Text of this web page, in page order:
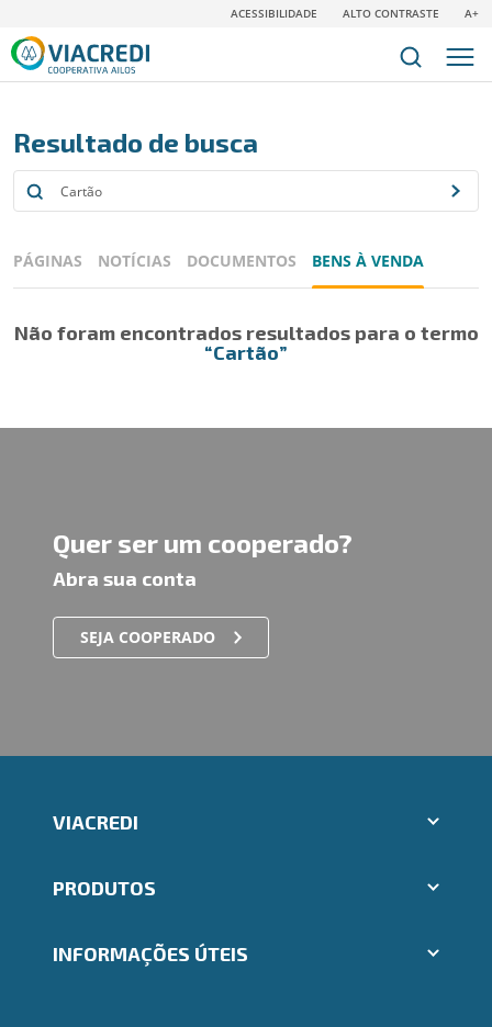
ACESSIBILIDADE ALTO CONTRASTE A+
Resultado de busca
PÁGINAS NOTÍCIAS DOCUMENTOS BENS À VENDA
Não foram encontrados resultados para o termo
“Cartão”
Quer ser um cooperado?
Abra sua conta
SEJA COOPERADO
VIACREDI
Indique um amigo
Trabalhe Conosco
Ailos Educação
PRODUTOS
Consórcios
INFORMAÇÕES ÚTEIS